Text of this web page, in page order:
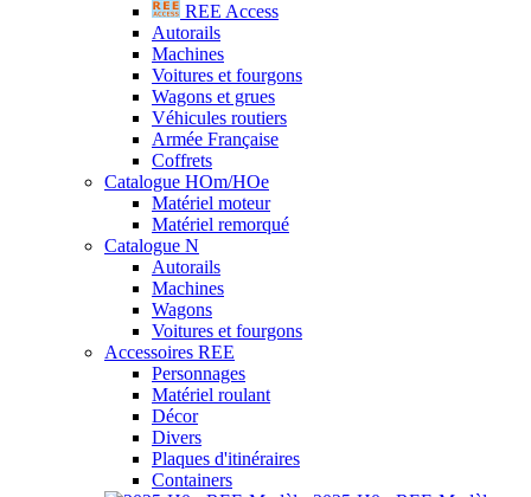
REE Access
Autorails
Machines
Voitures et fourgons
Wagons et grues
Véhicules routiers
Armée Française
Coffrets
Catalogue HOm/HOe
Matériel moteur
Matériel remorqué
Catalogue N
Autorails
Machines
Wagons
Voitures et fourgons
Accessoires REE
Personnages
Matériel roulant
Décor
Divers
Plaques d'itinéraires
Containers